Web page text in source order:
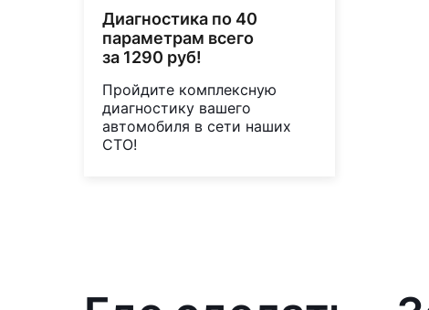
Диагностика по 40
параметрам всего
за 1290 руб!
Пройдите комплексную
диагностику вашего
автомобиля в сети наших
СТО!